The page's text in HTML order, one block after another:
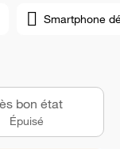
Smartphone
bon état
Épuisé